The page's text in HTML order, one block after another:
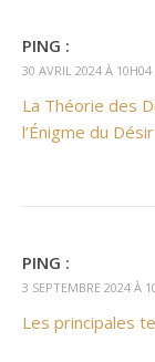
PING :
30 AVRIL 2024 À 10H04
La Théorie des
l’Énigme du Désir
PING :
3 SEPTEMBRE 2024 À
Les principales